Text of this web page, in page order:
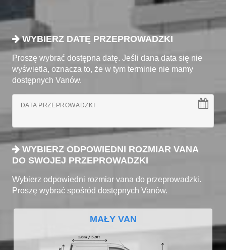
WYBIERZ DATĘ PRZEPROWADZKI
Proszę wybrać dostępna datę. Jeśli dana data się nie
wyświetla, oznacza to, że w tym terminie nie mamy
dostępnych Vanów.
DATA PRZEPROWADZKI
WYBIERZ ODPOWIEDNI ROZMIAR VANA
DO SWOJEJ PRZEPROWADZKI
Wybierz odpowiedni rozmiar vana do przeprowadzki.
Proszę wybrać spośród dostępnych Vanów.
MAŁY VAN